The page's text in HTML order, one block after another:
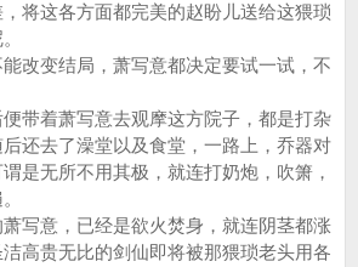
将这各方面都完美的赵盼儿送给这猥琐
变结局，萧写意都决定要试一试，不
着萧写意去观摩这方院子，都是打杂
还去了澡堂以及食堂，一路上，乔器对
是无所不用其极，就连打奶炮，吹箫，
意，已经是欲火焚身，就连阴茎都涨
高贵无比的剑仙即将被那猥琐老头用各